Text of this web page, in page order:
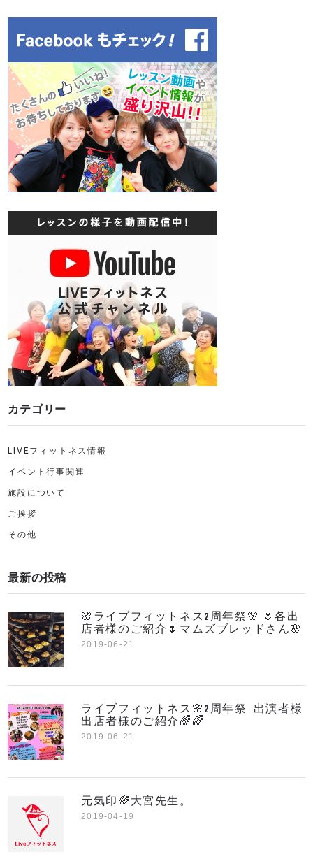
カテゴリー
LIVEフィットネス情報
イベント行事関連
施設について
ご挨拶
その他
最新の投稿
🌸ライブフィットネス2周年祭🌸 🌷各出
店者様のご紹介🌷マムズブレッドさん🌸
2019-06-21
ライブフィットネス🌸2周年祭 出演者様
出店者様のご紹介🌈🌈
2019-06-21
元気印🌈大宮先生。
2019-04-19